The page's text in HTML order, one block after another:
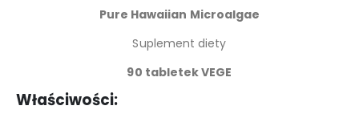
Pure Hawaiian Microalgae
Suplement diety
90 tabletek VEGE
Właściwości: